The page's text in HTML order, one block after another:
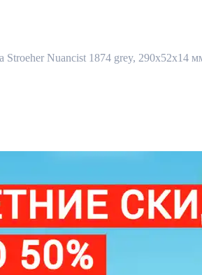
Stroeher Nuancist 1874 grey, 290x52x14